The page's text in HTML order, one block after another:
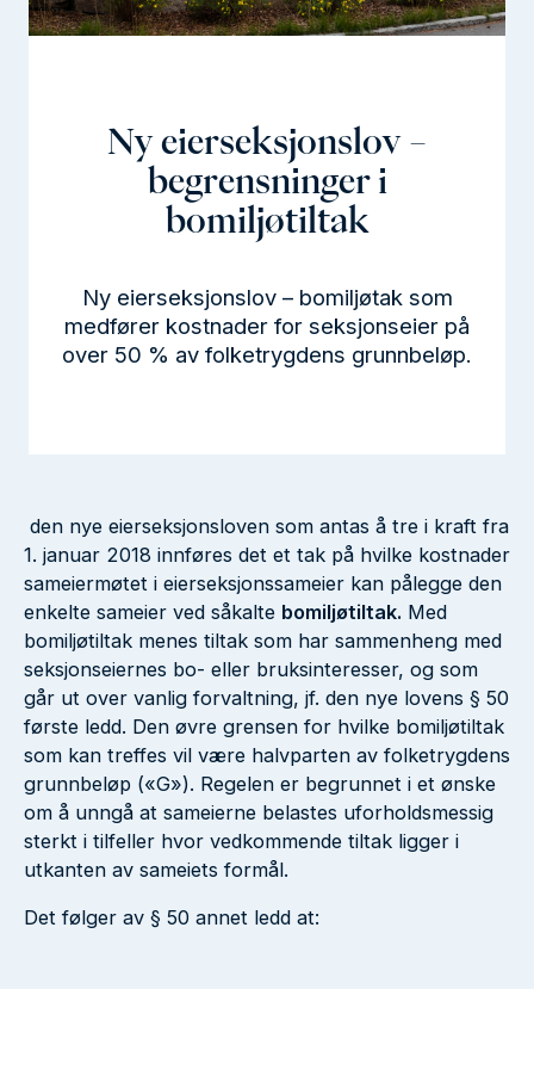
Ny eierseksjonslov –
begrensninger i
bomiljøtiltak
Ny eierseksjonslov – bomiljøtak som
medfører kostnader for seksjonseier på
over 50 % av folketrygdens grunnbeløp.
den nye eierseksjonsloven som antas å tre i kraft fra
1. januar 2018 innføres det et tak på hvilke kostnader
sameiermøtet i eierseksjonssameier kan pålegge den
enkelte sameier ved såkalte bomiljøtiltak. Med
bomiljøtiltak menes tiltak som har sammenheng med
seksjonseiernes bo- eller bruksinteresser, og som
går ut over vanlig forvaltning, jf. den nye lovens § 50
første ledd. Den øvre grensen for hvilke bomiljøtiltak
som kan treffes vil være halvparten av folketrygdens
grunnbeløp («G»). Regelen er begrunnet i et ønske
om å unngå at sameierne belastes uforholdsmessig
sterkt i tilfeller hvor vedkommende tiltak ligger i
utkanten av sameiets formål.
Det følger av § 50 annet ledd at: